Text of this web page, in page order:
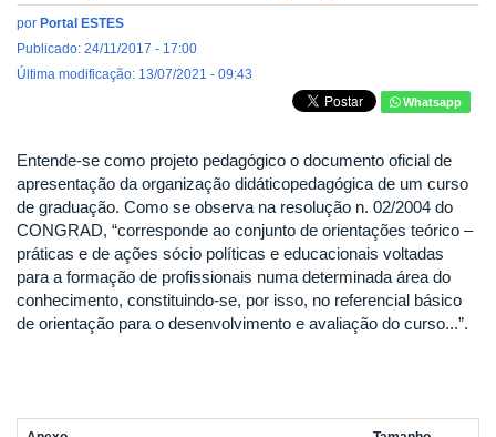
por Portal ESTES
Publicado: 24/11/2017 - 17:00
Última modificação: 13/07/2021 - 09:43
Whatsapp
Entende-se como projeto pedagógico o documento oficial de
apresentação da organização didáticopedagógica de um curso
de graduação. Como se observa na resolução n. 02/2004 do
CONGRAD, “corresponde ao conjunto de orientações teórico –
práticas e de ações sócio políticas e educacionais voltadas
para a formação de profissionais numa determinada área do
conhecimento, constituindo-se, por isso, no referencial básico
de orientação para o desenvolvimento e avaliação do curso...”.